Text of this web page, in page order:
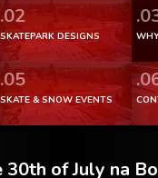
.02
SKATEPARK DESIGNS
.05
SKATE & SNOW EVENTS
30th of July na